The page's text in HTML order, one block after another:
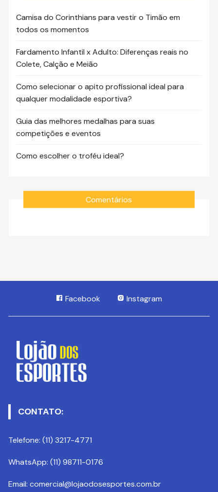
Camisa do Corinthians para vestir o Timão em
todos os momentos
Fardamento Infantil x Adulto: Diferenças reais no
Colete, Calção e Meião
Como selecionar o apito profissional ideal para
qualquer modalidade esportiva?
Guia das melhores medalhas para suas
competições e eventos
Como escolher o troféu ideal?
Comentários
Facebook Instagram
CONTATO:
Telefone: (11) 3217-4771
WhatsApp: (11) 98711-0176
Email: comercial@lojaodosesportes.com.br